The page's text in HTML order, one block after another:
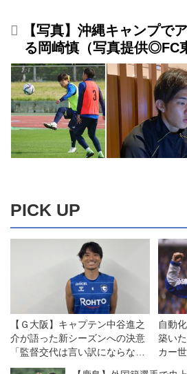
【写真】沖縄キャンプで
る岡崎慎（写真提供◎FC
PICK UP
【Ｇ大阪】キャプテン中谷進之
介が語った新シーズンへの決意
「監督交代は言い訳にならな
い。結果が出せなければ、ツケ
自動
築い
カー